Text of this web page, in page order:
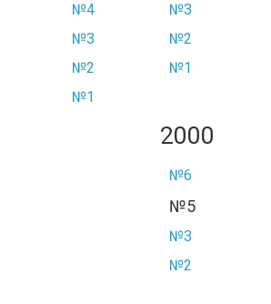
№3
№2
№1
№4
№3
№2
№1
2000
№6
№5
№3
№2